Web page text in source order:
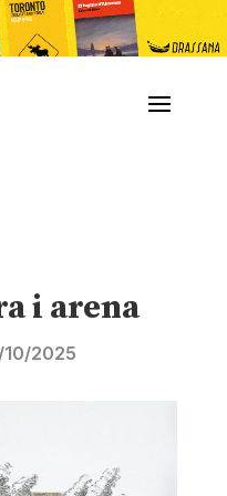
i arena
2025